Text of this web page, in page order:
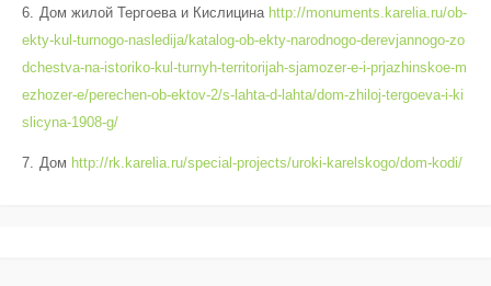
Дом жилой Тергоева и Кислицина http://monuments.karelia.ru/ob-
ekty-kul-turnogo-nasledija/katalog-ob-ekty-narodnogo-derevjannogo-zo
dchestva-na-istoriko-kul-turnyh-territorijah-sjamozer-e-i-prjazhinskoe-m
ezhozer-e/perechen-ob-ektov-2/s-lahta-d-lahta/dom-zhiloj-tergoeva-i-ki
slicyna-1908-g/
Дом http://rk.karelia.ru/special-projects/uroki-karelskogo/dom-kodi/